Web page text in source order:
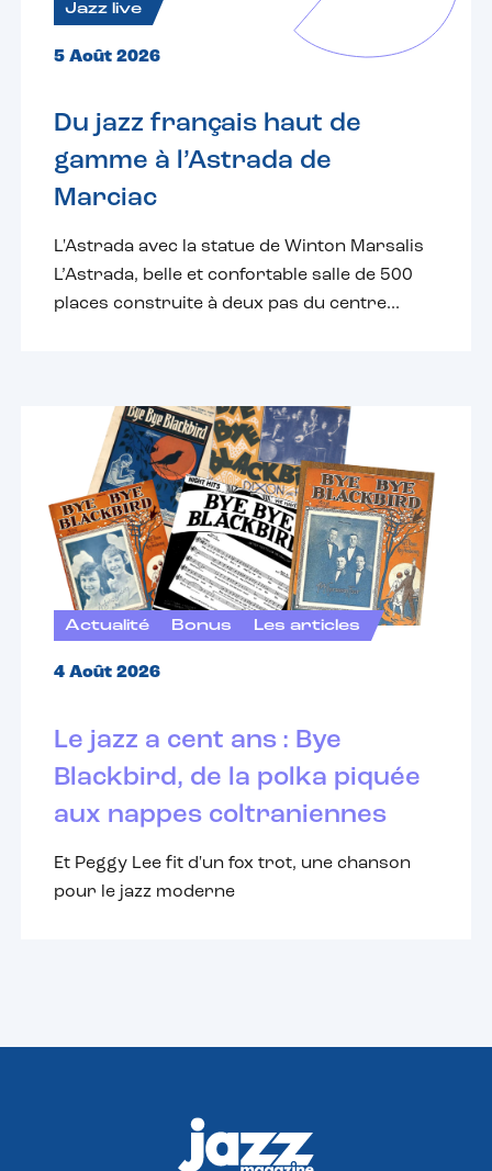
Jazz live
5 Août 2026
Du jazz français haut de
gamme à l’Astrada de
Marciac
L'Astrada avec la statue de Winton Marsalis
L’Astrada, belle et confortable salle de 500
places construite à deux pas du centre...
Actualité Bonus Les articles
4 Août 2026
Le jazz a cent ans : Bye
Blackbird, de la polka piquée
aux nappes coltraniennes
Et Peggy Lee fit d'un fox trot, une chanson
pour le jazz moderne